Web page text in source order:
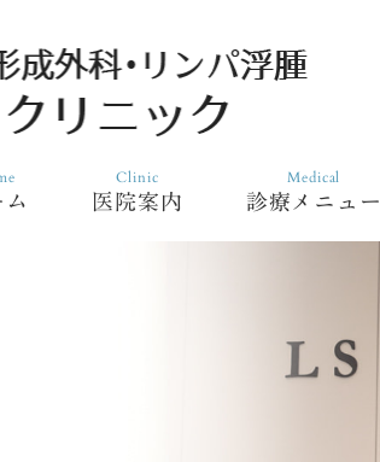
ム
医院案内
Clinic
診療メニュー
Medical